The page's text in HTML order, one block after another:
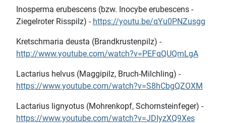
Inosperma erubescens (bzw. Inocybe erubescens -
Ziegelroter Risspilz) - https://youtu.be/qYu0PNZusgg
Kretschmaria deusta (Brandkrustenpilz) -
http://www.youtube.com/watch?v=PEFqQUQmLgA
Lactarius helvus (Maggipilz, Bruch-Milchling) -
https://www.youtube.com/watch?v=S8hCbgQZOXM
Lactarius lignyotus (Mohrenkopf, Schornsteinfeger) -
https://www.youtube.com/watch?v=JDIyzXQ9Xes